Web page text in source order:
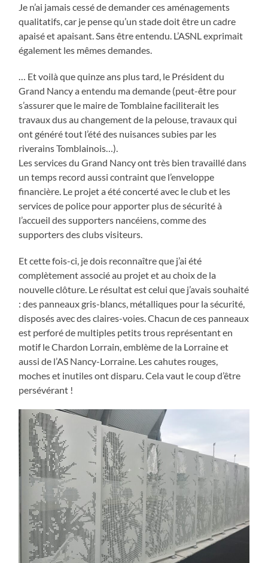
Je n’ai jamais cessé de demander ces aménagements
qualitatifs, car je pense qu’un stade doit être un cadre
apaisé et apaisant. Sans être entendu. L’ASNL exprimait
également les mêmes demandes.
… Et voilà que quinze ans plus tard, le Président du
Grand Nancy a entendu ma demande (peut-être pour
s’assurer que le maire de Tomblaine faciliterait les
travaux dus au changement de la pelouse, travaux qui
ont généré tout l’été des nuisances subies par les
riverains Tomblainois…).
Les services du Grand Nancy ont très bien travaillé dans
un temps record aussi contraint que l’enveloppe
financière. Le projet a été concerté avec le club et les
services de police pour apporter plus de sécurité à
l’accueil des supporters nancéiens, comme des
supporters des clubs visiteurs.
Et cette fois-ci, je dois reconnaître que j’ai été
complètement associé au projet et au choix de la
nouvelle clôture. Le résultat est celui que j’avais souhaité
: des panneaux gris-blancs, métalliques pour la sécurité,
disposés avec des claires-voies. Chacun de ces panneaux
est perforé de multiples petits trous représentant en
motif le Chardon Lorrain, emblème de la Lorraine et
aussi de l’AS Nancy-Lorraine. Les cahutes rouges,
moches et inutiles ont disparu. Cela vaut le coup d’être
persévérant !